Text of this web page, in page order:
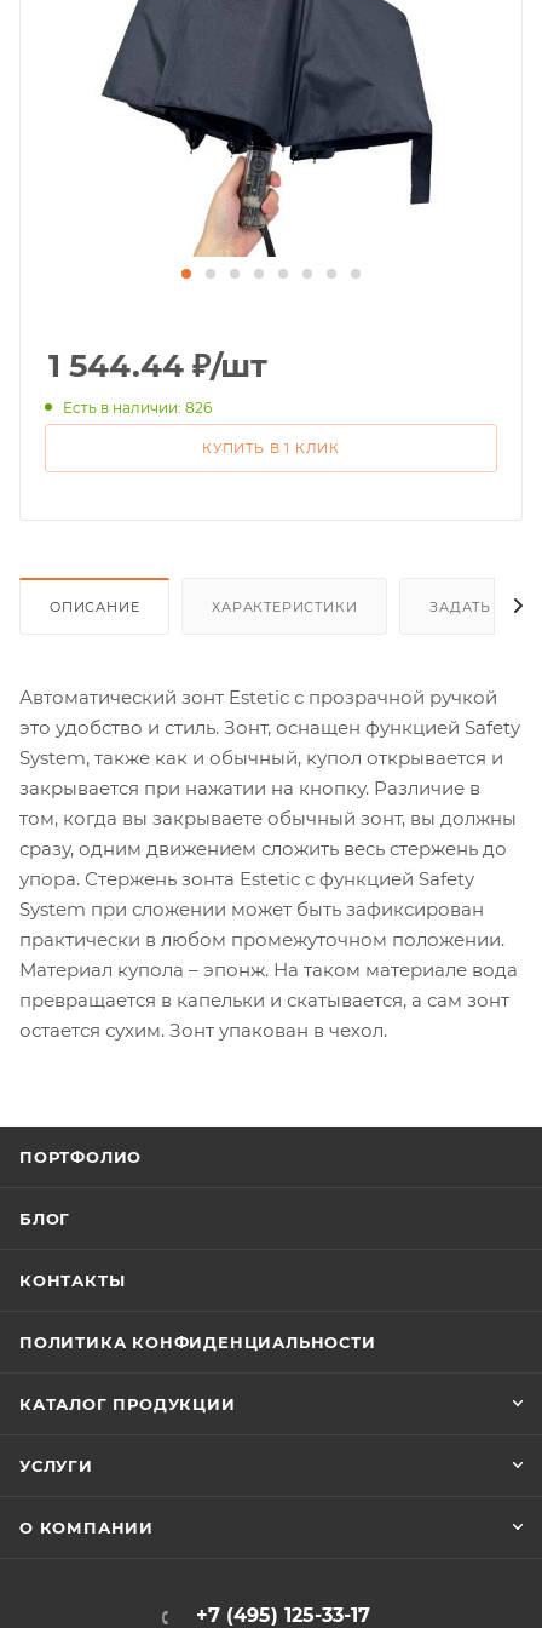
1 544.44 ₽/шт
Есть в наличии: 826
КУПИТЬ В 1 КЛИК
ОПИСАНИЕ ХАРАКТЕРИСТИКИ ЗАДАТЬ
Автоматический зонт Estetic с прозрачной ручкой
это удобство и стиль. Зонт, оснащен функцией Safety
System, также как и обычный, купол открывается и
закрывается при нажатии на кнопку. Различие в
том, когда вы закрываете обычный зонт, вы должны
сразу, одним движением сложить весь стержень до
упора. Стержень зонта Estetic с функцией Safety
System при сложении может быть зафиксирован
практически в любом промежуточном положении.
Материал купола – эпонж. На таком материале вода
превращается в капельки и скатывается, а сам зонт
остается сухим. Зонт упакован в чехол.
ПОРТФОЛИО
БЛОГ
КОНТАКТЫ
ПОЛИТИКА КОНФИДЕНЦИАЛЬНОСТИ
КАТАЛОГ ПРОДУКЦИИ
УСЛУГИ
О КОМПАНИИ
+7 (495) 125-33-17